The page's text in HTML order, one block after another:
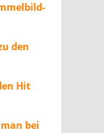
den
Hit
bei